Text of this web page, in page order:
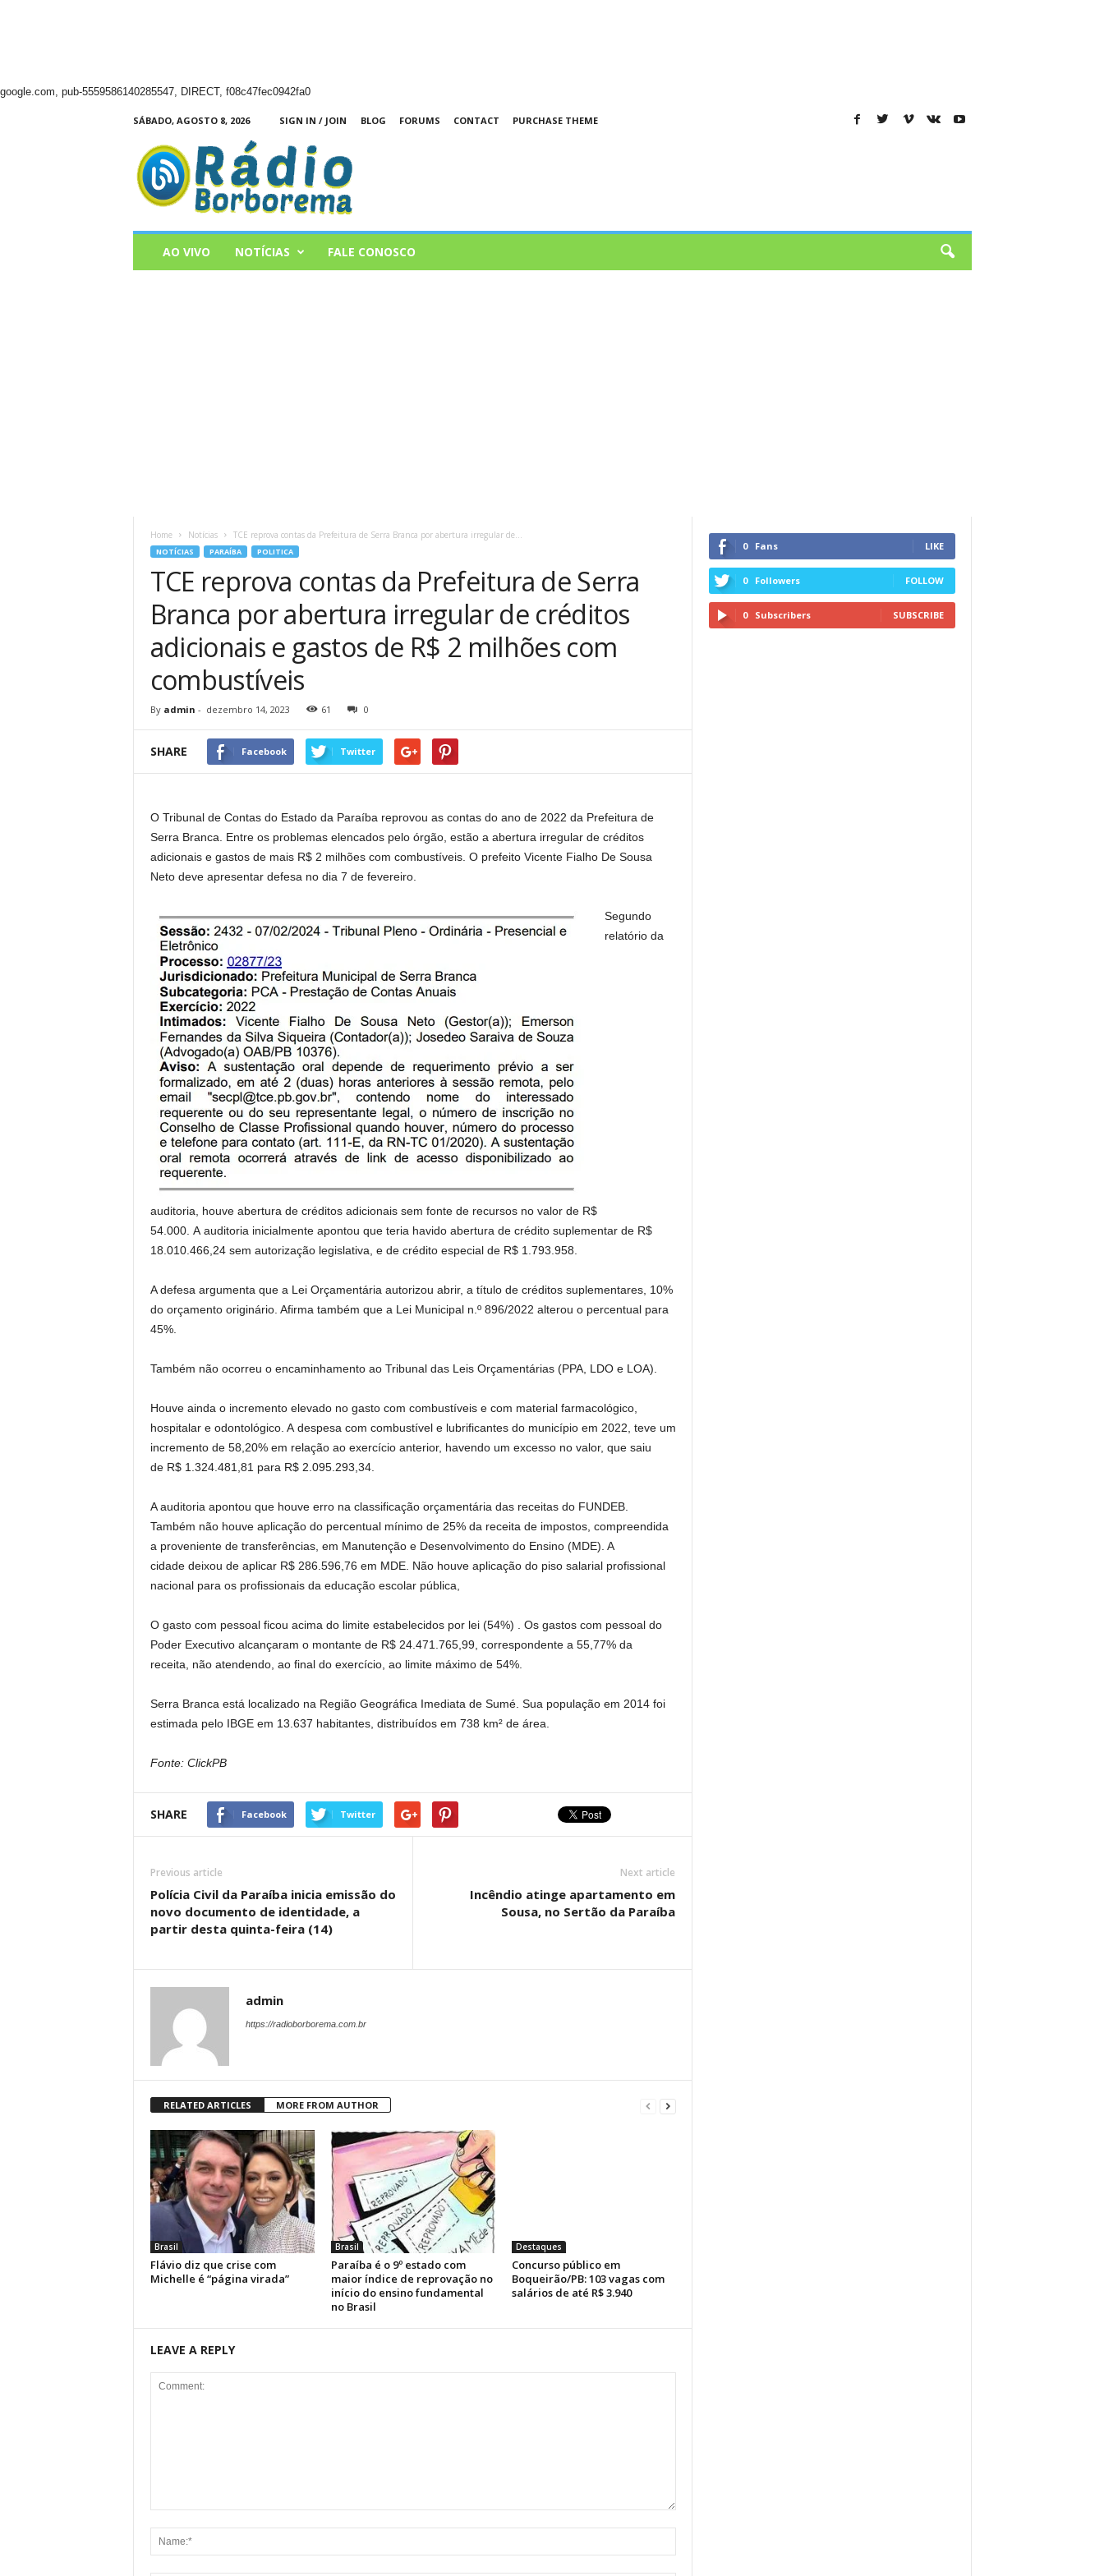
google.com, pub-5559586140285547, DIRECT, f08c47fec0942fa0
SÁBADO, AGOSTO 8, 2026 SIGN IN / JOIN BLOG FORUMS CONTACT
PURCHASE THEME
Borborema
AO VIVO NOTÍCIAS FALE CONOSCO
Home Notícias TCE reprova contas da Prefeitura de Serra Branca por abertura irregular de...
NOTÍCIAS PARAÍBA POLITICA
TCE reprova contas da Prefeitura de Serra
Branca por abertura irregular de créditos
adicionais e gastos de R$ 2 milhões com
combustíveis
By admin - dezembro 14, 2023 61 0
SHARE Facebook Twitter
O Tribunal de Contas do Estado da Paraíba reprovou as contas do ano de 2022 da Prefeitura de
Serra Branca. Entre os problemas elencados pelo órgão, estão a abertura irregular de créditos
adicionais e gastos de mais R$ 2 milhões com combustíveis. O prefeito Vicente Fialho De Sousa
Neto deve apresentar defesa no dia 7 de fevereiro.
Segundo
relatório da
auditoria, houve abertura de créditos adicionais sem fonte de recursos no valor de R$
54.000. A auditoria inicialmente apontou que teria havido abertura de crédito suplementar de R$
18.010.466,24 sem autorização legislativa, e de crédito especial de R$ 1.793.958.
A defesa argumenta que a Lei Orçamentária autorizou abrir, a título de créditos suplementares, 10%
do orçamento originário. Afirma também que a Lei Municipal n.º 896/2022 alterou o percentual para
45%.
Também não ocorreu o encaminhamento ao Tribunal das Leis Orçamentárias (PPA, LDO e LOA).
Houve ainda o incremento elevado no gasto com combustíveis e com material farmacológico,
hospitalar e odontológico. A despesa com combustível e lubrificantes do município em 2022, teve um
incremento de 58,20% em relação ao exercício anterior, havendo um excesso no valor, que saiu
de R$ 1.324.481,81 para R$ 2.095.293,34.
A auditoria apontou que houve erro na classificação orçamentária das receitas do FUNDEB.
Também não houve aplicação do percentual mínimo de 25% da receita de impostos, compreendida
a proveniente de transferências, em Manutenção e Desenvolvimento do Ensino (MDE). A
cidade deixou de aplicar R$ 286.596,76 em MDE. Não houve aplicação do piso salarial profissional
nacional para os profissionais da educação escolar pública,
O gasto com pessoal ficou acima do limite estabelecidos por lei (54%) . Os gastos com pessoal do
Poder Executivo alcançaram o montante de R$ 24.471.765,99, correspondente a 55,77% da
receita, não atendendo, ao final do exercício, ao limite máximo de 54%.
Serra Branca está localizado na Região Geográfica Imediata de Sumé. Sua população em 2014 foi
estimada pelo IBGE em 13.637 habitantes, distribuídos em 738 km² de área.
Fonte: ClickPB
SHARE Facebook Twitter
Previous article
Polícia Civil da Paraíba inicia emissão do
novo documento de identidade, a
partir desta quinta-feira (14)
Next article
Incêndio atinge apartamento em
Sousa, no Sertão da Paraíba
admin
https://radioborborema.com.br
RELATED ARTICLES MORE FROM AUTHOR
Brasil
Flávio diz que crise com
Michelle é “página virada”
Brasil
Paraíba é o 9º estado com
maior índice de reprovação no
início do ensino fundamental
no Brasil
Destaques
Concurso público em
Boqueirão/PB: 103 vagas com
salários de até R$ 3.940
LEAVE A REPLY
0 Fans LIKE
0 Followers FOLLOW
0 Subscribers SUBSCRIBE